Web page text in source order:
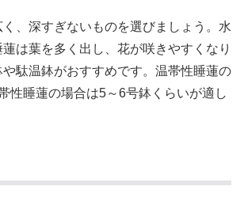
、深すぎないものを選びましょう。水
は葉を多く出し、花が咲きやすくなり
や駄温鉢がおすすめです。温帯性睡蓮の
性睡蓮の場合は5～6号鉢くらいが適し